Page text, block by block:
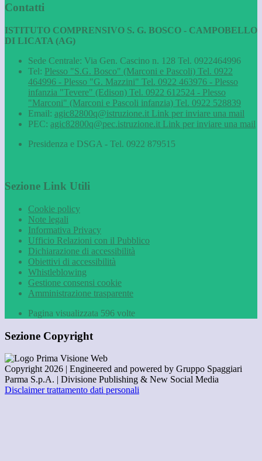
Contatti
ISTITUTO COMPRENSIVO S. G. BOSCO - CAMPOBELLO
DI LICATA (AG)
Sede Centrale: Via Gen. Cascino n. 128 Tel. 0922464996
Tel: Plesso "S.G. Bosco" (Marconi e Pascoli) Tel. 0922
464996 - Plesso "G. Mazzini" Tel. 0922 463976 - Plesso
infanzia "Tevere" (Edison) Tel. 0922 612524 - Plesso
"Marconi" (Marconi e Pascoli infanzia) Tel. 0922 528839
Email: agic82800q@istruzione.it Link per inviare una mail
PEC: agic82800q@pec.istruzione.it Link per inviare una mail
Presidenza e DSGA - Tel. 0922 879515
Sezione Link Utili
Cookie policy
Note legali
Informativa Privacy
Ufficio Relazioni con il Pubblico
Dichiarazione di accessibilità
Obiettivi di accessibilità
Whistleblowing
Gestione consensi cookie
Amministrazione trasparente
Pagina visualizzata 596 volte
Sezione Copyright
Copyright 2026 | Engineered and powered by Gruppo Spaggiari
Parma S.p.A. | Divisione Publishing & New Social Media
Disclaimer trattamento dati personali